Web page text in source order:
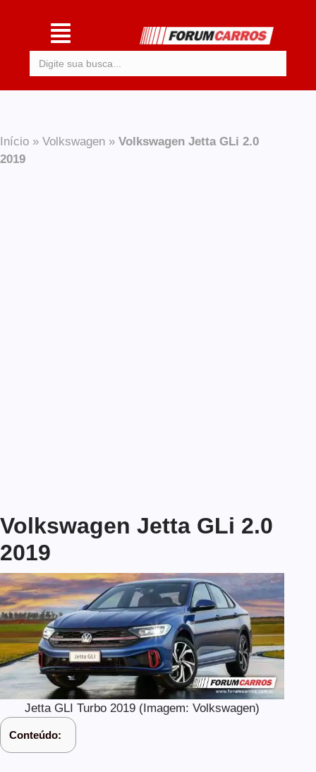
Início » Volkswagen » Volkswagen Jetta GLi 2.0
2019
Volkswagen Jetta GLi 2.0
2019
Jetta GLI Turbo 2019 (Imagem: Volkswagen)
Conteúdo: